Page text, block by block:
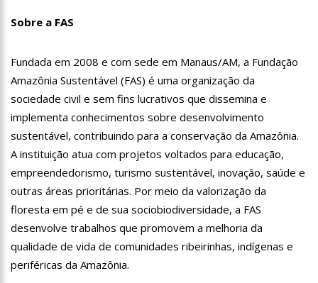
Capacitação para Conselheiros Tutelares do Amazonas tem
inicio programado para setembro
17:01 Veja agora a programação Cultural para o domingo do Dia
dos Pais na cidade de Manaus.
21:23 Após Receber R$21,4 Milhões Do Governo Do Amazonas,
Prime Serviços É Barrada Pelo CSC
18:55 Violinista Victor Camilo encanta a cidade de Manaus com
suas belas performance
Deputado Péricles Faz Manobra Que Pode Enterrar CPI Da
Pandemia, Na ALEAM
14:31 Começa na próxima semana em Manaus, a vacinação em
massa contra a Influenza, sendo disponibilizada para toda
11:41 Morre Otávio Raman Neves, dono do jornal em tempo,
Sobre a FAS
Fundada em 2008 e com sede em Manaus/AM, a Fundação
Amazônia Sustentável (FAS) é uma organização da
sociedade civil e sem fins lucrativos que dissemina e
implementa conhecimentos sobre desenvolvimento
sustentável, contribuindo para a conservação da Amazônia.
A instituição atua com projetos voltados para educação,
empreendedorismo, turismo sustentável, inovação, saúde e
outras áreas prioritárias. Por meio da valorização da
floresta em pé e de sua sociobiodiversidade, a FAS
desenvolve trabalhos que promovem a melhoria da
qualidade de vida de comunidades ribeirinhas, indígenas e
periféricas da Amazônia.